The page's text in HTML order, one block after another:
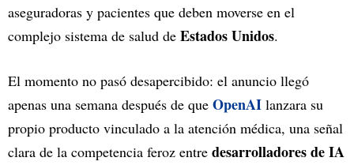
aseguradoras y pacientes que deben moverse en el
complejo sistema de salud de Estados Unidos.
El momento no pasó desapercibido: el anuncio llegó
apenas una semana después de que OpenAI lanzara su
propio producto vinculado a la atención médica, una señal
clara de la competencia feroz entre desarrolladores de IA